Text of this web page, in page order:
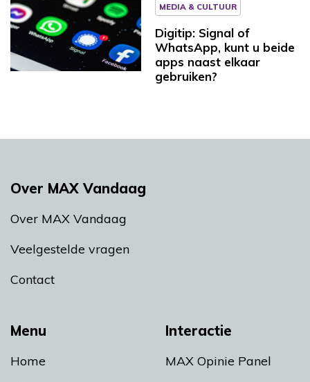
MEDIA & CULTUUR
Digitip: Signal of
WhatsApp, kunt u beide
apps naast elkaar
gebruiken?
Menu
Home
Interactie
MAX Opinie Panel
Over MAX Vandaag
Over MAX Vandaag
Veelgestelde vragen
Contact